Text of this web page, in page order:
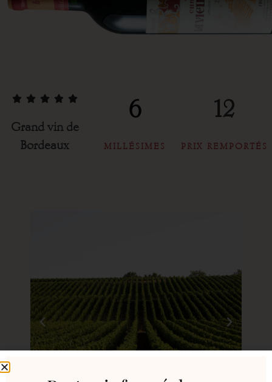
    
Grand vin de
Bordeaux
MILLÉSIMES
6
PRIX REMPORTÉS
12